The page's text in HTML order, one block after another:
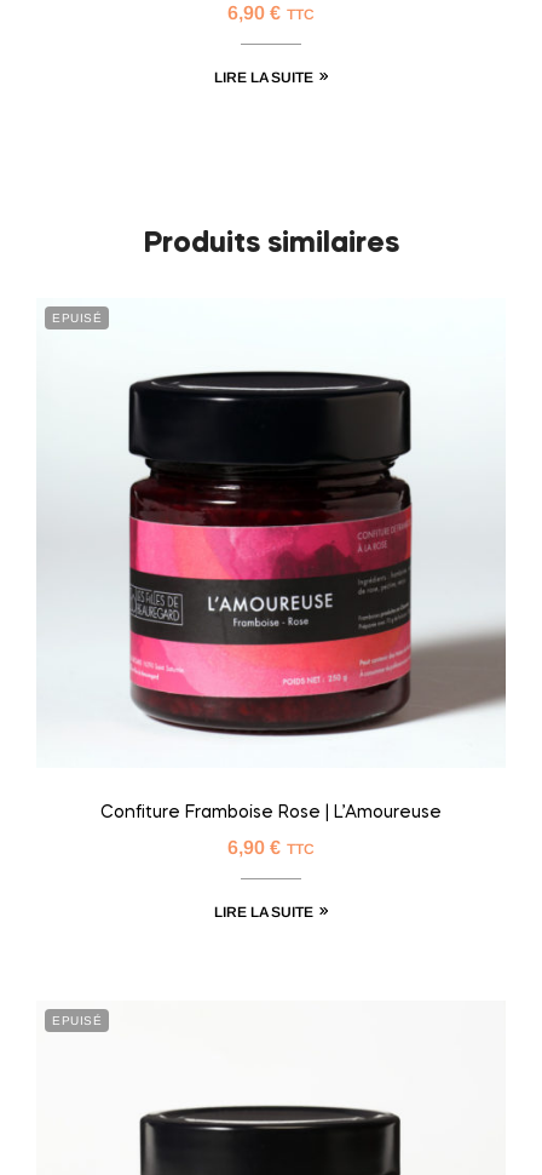
6,90 € TTC
LIRE LA SUITE
Produits similaires
EPUISÉ
Confiture Framboise Rose | L’Amoureuse
6,90 € TTC
LIRE LA SUITE
EPUISÉ